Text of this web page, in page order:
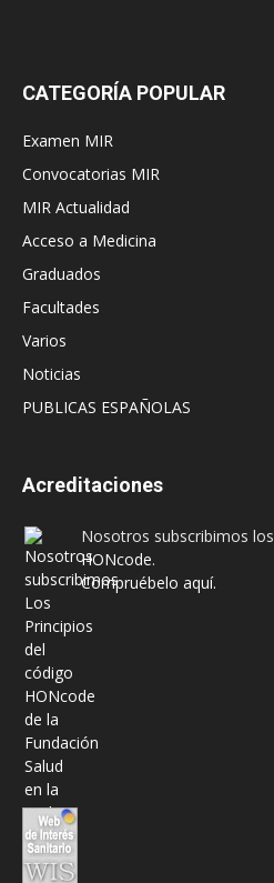
CATEGORÍA POPULAR
Examen MIR
Convocatorias MIR
MIR Actualidad
Acceso a Medicina
Graduados
Facultades
Varios
Noticias
PUBLICAS ESPAÑOLAS
Acreditaciones
Nosotros subscribimos los
HONcode.
Compruébelo aquí.